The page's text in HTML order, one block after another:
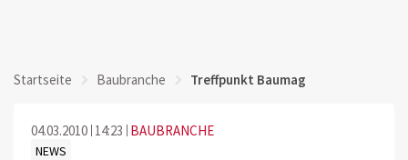
Startseite Baubranche Treffpunkt Baumag
04.03.2010 14:23 BAUBRANCHE
NEWS